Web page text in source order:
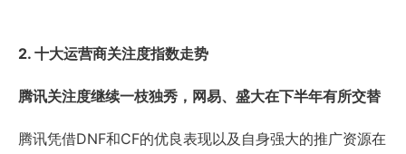
2. 十大运营商关注度指数走势
腾讯关注度继续一枝独秀，网易、盛大在下半年有所交替
腾讯凭借DNF和CF的优良表现以及自身强大的推广资源在